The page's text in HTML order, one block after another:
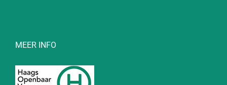
MEER INFO